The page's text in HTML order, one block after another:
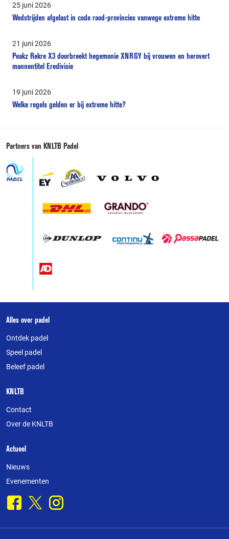
25 juni 2026
Wedstrijden afgelast in code rood-provincies vanwege extreme hitte
21 juni 2026
Peakz Rekre X3 doorbreekt hegemonie XNRGY bij vrouwen en herovert
mannentitel Eredivisie
19 juni 2026
Welke regels gelden er bij extreme hitte?
Partners van KNLTB Padel
Over
deze
website
Alles over padel
Ontdek padel
Speel padel
Beleef padel
KNLTB
Contact
Over de KNLTB
Actueel
Nieuws
Evenementen
Facebook
X Instagram